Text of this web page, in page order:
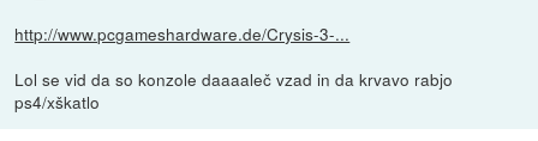
http://www.pcgameshardware.de/Crysis-3-...
Lol se vid da so konzole daaaaleč vzad in da krvavo rabjo
ps4/xškatlo